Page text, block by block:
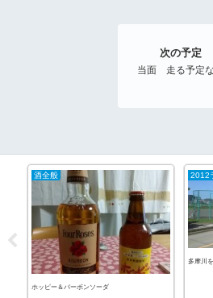
次の予定
当面 走る予定
酒全般
ホッピー＆バーボンソーダ
2012
多摩川